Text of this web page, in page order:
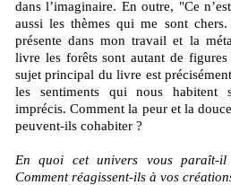
dans l’imaginaire. En outre, "Ce
aussi les thèmes qui me sont
présente dans mon travail et la
livre les forêts sont autant de
sujet principal du livre est
les sentiments qui nous habitent
imprécis. Comment la peur et la
peuvent-ils cohabiter ?
En quoi cet univers vous paraît-il
Comment réagissent-ils à vos